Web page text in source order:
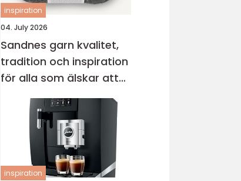
inspiration
04. July 2026
Sandnes garn kvalitet,
tradition och inspiration
för alla som älskar att
sticka
inspiration